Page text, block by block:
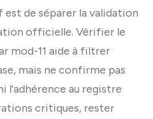
de séparer la validation
officielle. Vérifier le
mod-11 aide à filtrer
mais ne confirme pas
l'adhérence au registre
critiques, rester